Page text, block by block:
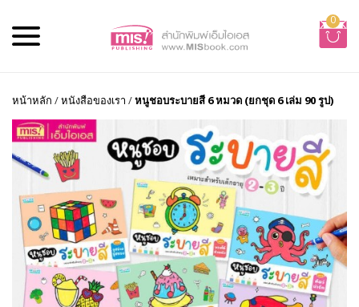
0
หน้าหลัก /หนังสือของเรา /หนูชอบระบายสี 6 หมวด (ยกชุด 6 เล่ม 90 รูป)